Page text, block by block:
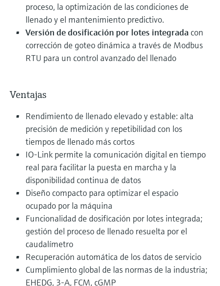
proceso, la optimización de las condiciones de
llenado y el mantenimiento predictivo.
Versión de dosificación por lotes integrada con
corrección de goteo dinámica a través de Modbus
RTU para un control avanzado del llenado
Ventajas
Rendimiento de llenado elevado y estable: alta
precisión de medición y repetibilidad con los
tiempos de llenado más cortos
IO-Link permite la comunicación digital en tiempo
real para facilitar la puesta en marcha y la
disponibilidad continua de datos
Diseño compacto para optimizar el espacio
ocupado por la máquina
Funcionalidad de dosificación por lotes integrada;
gestión del proceso de llenado resuelta por el
caudalímetro
Recuperación automática de los datos de servicio
Cumplimiento global de las normas de la industria;
EHEDG, 3-A, FCM, cGMP